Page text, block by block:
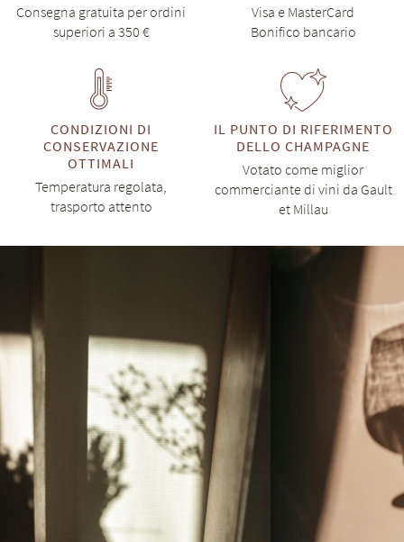
Consegna gratuita per ordini
superiori a 350 €
Visa e MasterCard
Bonifico bancario
CONDIZIONI DI
CONSERVAZIONE
OTTIMALI
Temperatura regolata,
trasporto attento
IL PUNTO DI RIFERIMENTO
DELLO CHAMPAGNE
Votato come miglior
commerciante di vini da Gault
et Millau